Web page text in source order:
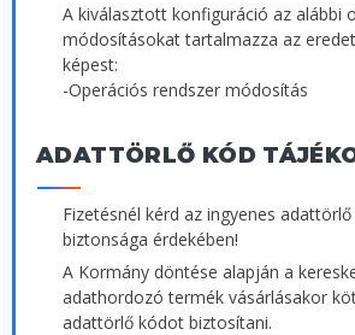
A kiválasztott konfiguráció az alábbi
módosításokat tartalmazza az
képest:
-Operációs rendszer módosítás
ADATTÖRLŐ KÓD
Fizetésnél kérd az ingyenes
biztonsága érdekében!
A Kormány döntése alapján a
adathordozó termék vásárlásakor
adattörlő kódot biztosítani.